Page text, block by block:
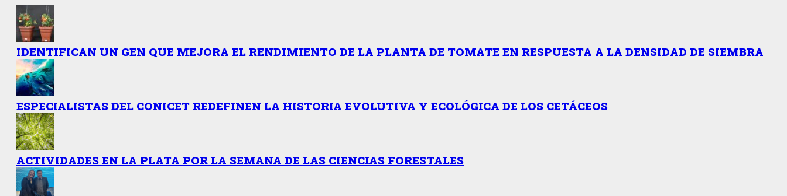
IDENTIFICAN UN GEN QUE MEJORA EL RENDIMIENTO DE LA PLANTA DE TOMATE EN RESPUESTA A LA DENSIDAD DE SIEMBRA
ESPECIALISTAS DEL CONICET REDEFINEN LA HISTORIA EVOLUTIVA Y ECOLÓGICA DE LOS CETÁCEOS
ACTIVIDADES EN LA PLATA POR LA SEMANA DE LAS CIENCIAS FORESTALES